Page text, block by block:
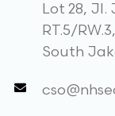
Lot 28, Jl.
RT.5/
South